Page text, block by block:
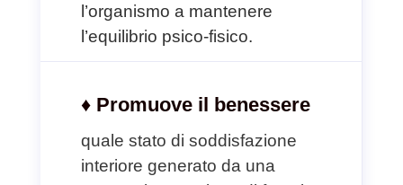
l’organismo a mantenere
l’equilibrio psico-fisico.
♦ Promuove il benessere
quale stato di soddisfazione
interiore generato da una